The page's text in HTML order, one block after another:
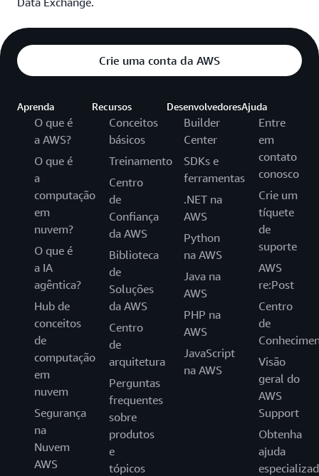
Crie uma conta da AWS
Aprenda
O que é
a AWS?
O que é
a
computação
em
nuvem?
O que é
a IA
agêntica?
Hub de
conceitos
de
computação
em
nuvem
Segurança
na
Nuvem
AWS
Recursos
Conceitos
básicos
Treinamento
Centro
de
Confiança
da AWS
Biblioteca
de
Soluções
da AWS
Centro
de
arquitetura
Perguntas
frequentes
sobre
produtos
e
tópicos
Desenvolvedores
Builder
Center
SDKs e
ferramentas
.NET na
AWS
Python
na AWS
Java na
AWS
PHP na
AWS
JavaScript
na AWS
Ajuda
Entre
em
contato
conosco
Crie um
tíquete
de
suporte
AWS
re:Post
Centro
de
Visão
geral do
AWS
Support
Obtenha
ajuda